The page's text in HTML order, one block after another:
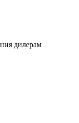
дилерам